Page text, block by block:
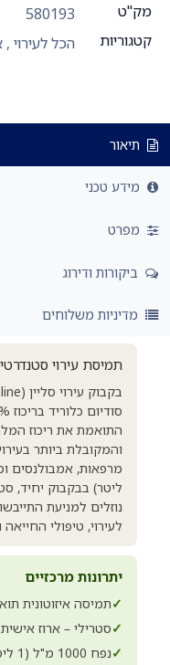
מק"ט
580193
קטגוריות
הכל לעירוי,
תיאור
מידע טכני
מפרט
ביקורות ודירוג
מדיניות משלוחים
תמיסת עירוי
התואמת את ריכוז
והמקובלת ביותר
ליטר) בבקבוק יחיד,
נוזלים למניעת
לעירוי, טיפולי החייאה
יתרונות מרכזיים
✓תמיסה איזוטונית
✓סטרילי – ארוז
✓נפח 1000 מ"ל (1 ליטר) – לעירויים ארוכים או דילול